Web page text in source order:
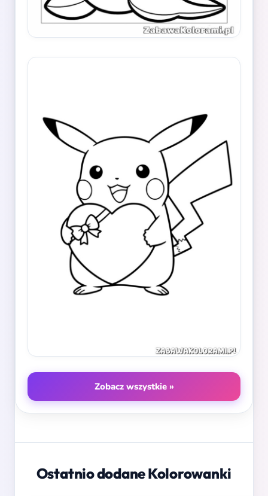
Zobacz wszystkie »
Ostatnio dodane Kolorowanki